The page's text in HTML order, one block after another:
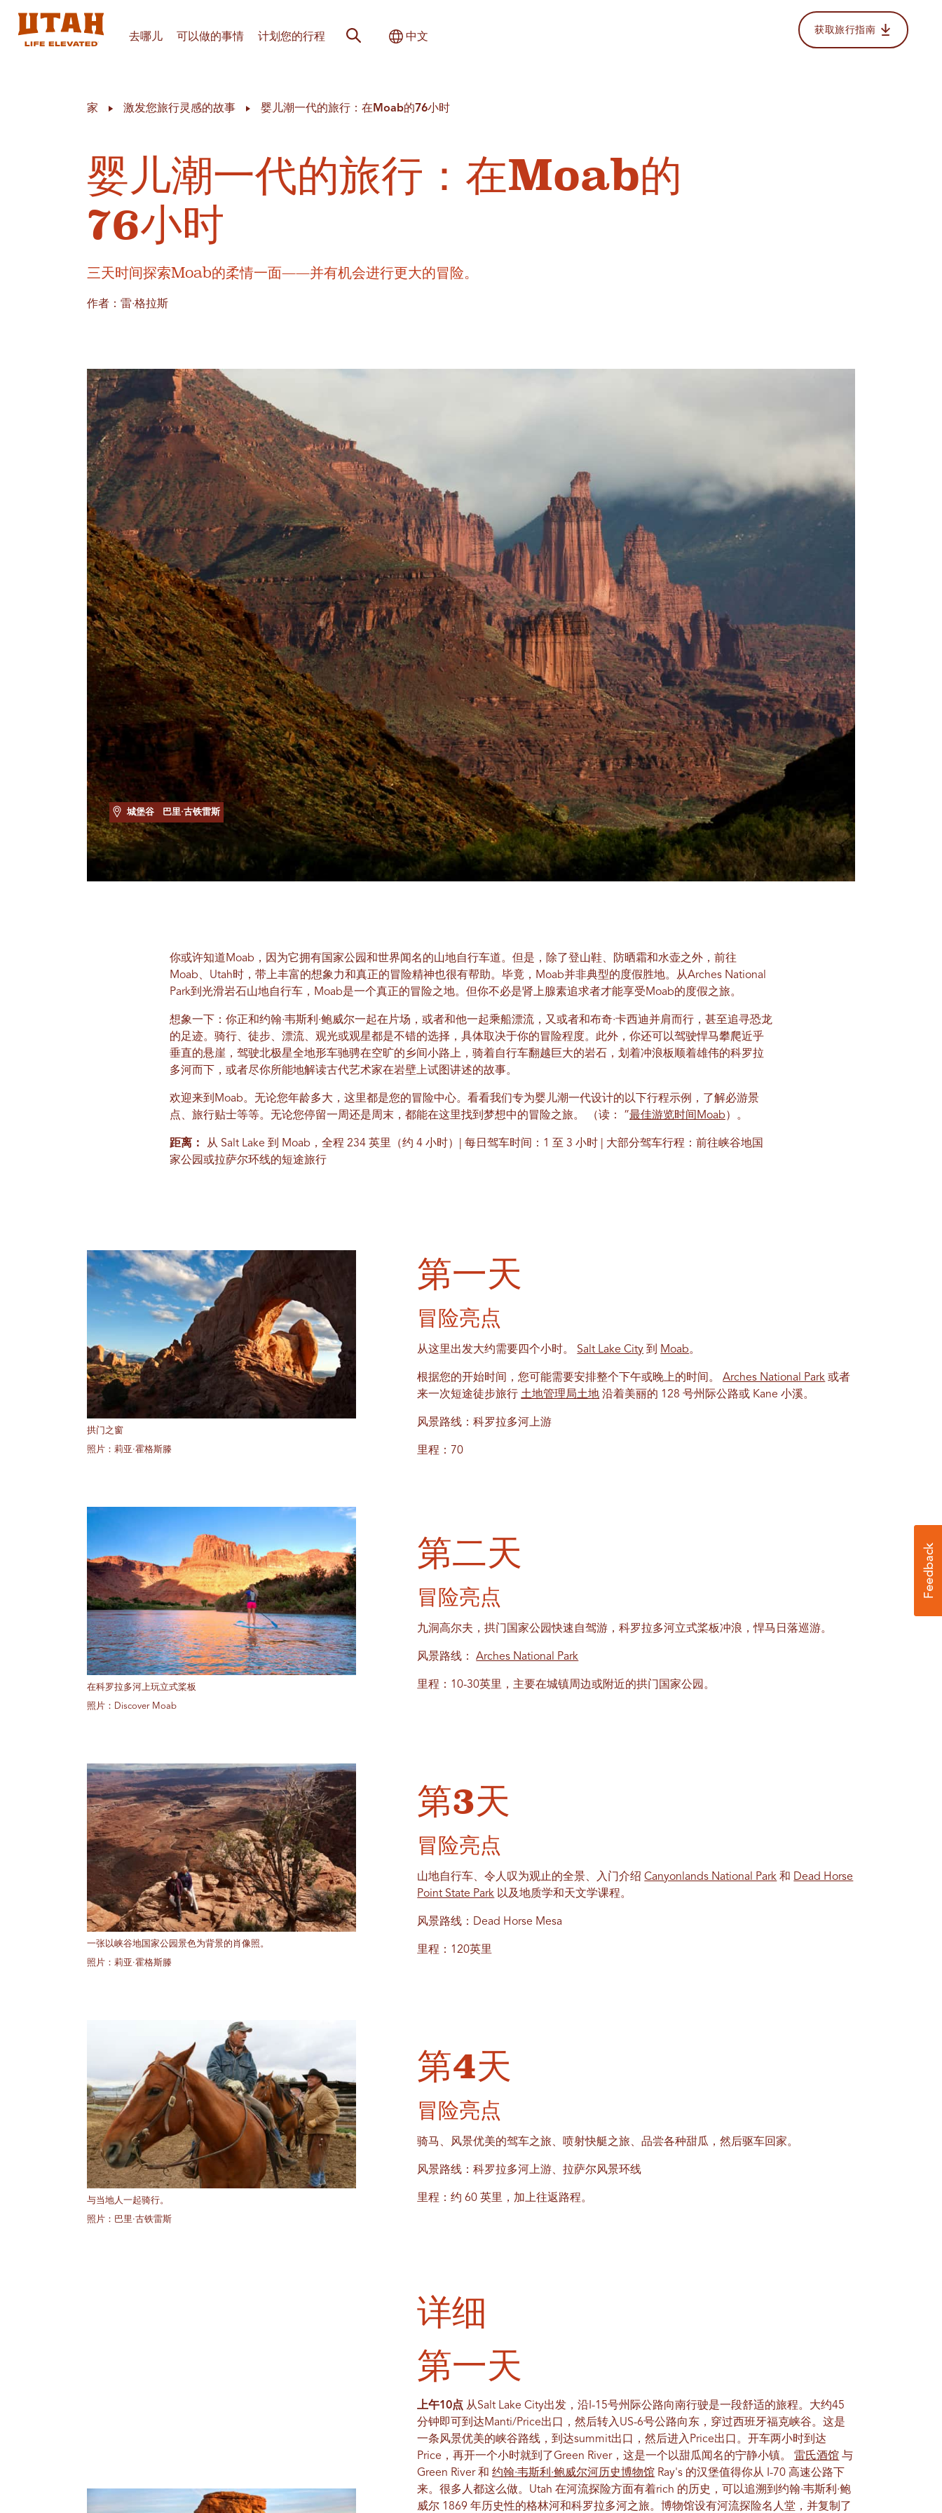
去哪儿 可以做的事情 计划您的行程 网站搜索切换国际
中文 获取旅行指南
家 激发您旅行灵感的故事 婴儿潮一代的旅行：在Moab的76小时
婴儿潮一代的旅行：在Moab的
76小时
三天时间探索Moab的柔情一面——并有机会进行更大的冒险。
作者：雷·格拉斯
城堡谷 巴里·古铁雷斯
你或许知道Moab，因为它拥有国家公园和世界闻名的山地自行车道。但是，除了登山鞋、防晒霜和水壶之外，前往
Moab、Utah时，带上丰富的想象力和真正的冒险精神也很有帮助。毕竟，Moab并非典型的度假胜地。从Arches National
Park到光滑岩石山地自行车，Moab是一个真正的冒险之地。但你不必是肾上腺素追求者才能享受Moab的度假之旅。
想象一下：你正和约翰·韦斯利·鲍威尔一起在片场，或者和他一起乘船漂流，又或者和布奇·卡西迪并肩而行，甚至追寻恐龙
的足迹。骑行、徒步、漂流、观光或观星都是不错的选择，具体取决于你的冒险程度。此外，你还可以驾驶悍马攀爬近乎
垂直的悬崖，驾驶北极星全地形车驰骋在空旷的乡间小路上，骑着自行车翻越巨大的岩石，划着冲浪板顺着雄伟的科罗拉
多河而下，或者尽你所能地解读古代艺术家在岩壁上试图讲述的故事。
欢迎来到Moab。无论您年龄多大，这里都是您的冒险中心。看看我们专为婴儿潮一代设计的以下行程示例，了解必游景
点、旅行贴士等等。无论您停留一周还是周末，都能在这里找到梦想中的冒险之旅。
（读： ”最佳游览时间Moab） 。
距离： 从 Salt Lake 到 Moab，全程 234 英里（约 4 小时）| 每日驾车时间：1 至 3 小时 | 大部分驾车行程：前往峡谷地国
家公园或拉萨尔环线的短途旅行
拱门之窗
照片：莉亚·霍格斯滕
第一天
冒险亮点
从这里出发大约需要四个小时。 Salt Lake City 到 Moab。
根据您的开始时间，您可能需要安排整个下午或晚上的时间。Arches National Park 或者
来一次短途徒步旅行土地管理局土地 沿着美丽的 128 号州际公路或 Kane 小溪。
风景路线：科罗拉多河上游
里程：70
在科罗拉多河上玩立式桨板
照片：Discover Moab
第二天
冒险亮点
九洞高尔夫，拱门国家公园快速自驾游，科罗拉多河立式桨板冲浪，悍马日落巡游。
风景路线：Arches National Park
里程：10-30英里，主要在城镇周边或附近的拱门国家公园。
一张以峡谷地国家公园景色为背景的肖像照。
照片：莉亚·霍格斯滕
第3天
冒险亮点
山地自行车、令人叹为观止的全景、入门介绍Canyonlands National Park 和 Dead Horse
Point State Park 以及地质学和天文学课程。
风景路线：Dead Horse Mesa
里程：120英里
与当地人一起骑行。
照片：巴里·古铁雷斯
第4天
冒险亮点
骑马、风景优美的驾车之旅、喷射快艇之旅、品尝各种甜瓜，然后驱车回家。
风景路线：科罗拉多河上游、拉萨尔风景环线
里程：约 60 英里，加上往返路程。
详细
第一天
上午10点 从Salt Lake City出发，沿I-15号州际公路向南行驶是一段舒适的旅程。大约45
分钟即可到达Manti/Price出口，然后转入US-6号公路向东，穿过西班牙福克峡谷。这是
一条风景优美的峡谷路线，到达summit出口，然后进入Price出口。开车两小时到达
Price，再开一个小时就到了Green River，这是一个以甜瓜闻名的宁静小镇。雷氏酒馆 与
Green River 和约翰·韦斯利·鲍威尔河历史博物馆 Ray's 的汉堡值得你从 I-70 高速公路下
来。很多人都这么做。Utah 在河流探险方面有着rich 的历史，可以追溯到约翰·韦斯利·鲍
威尔 1869 年历史性的格林河和科罗拉多河之旅。博物馆设有河流探险名人堂，并复制了